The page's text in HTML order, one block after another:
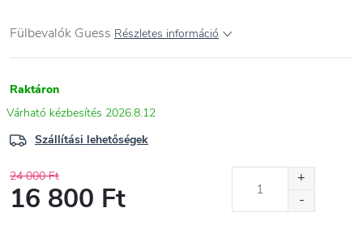
Fülbevalók Guess Részletes információ
Raktáron
2026.8.12
Szállítási lehetőségek
24 000 Ft
16 800 Ft